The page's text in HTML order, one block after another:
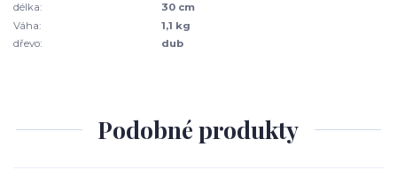
délka:
30 cm
Váha:
1,1 kg
dřevo:
dub
Podobné produkty